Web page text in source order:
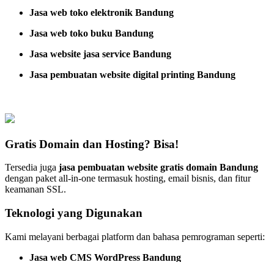
Jasa web toko elektronik Bandung
Jasa web toko buku Bandung
Jasa website jasa service Bandung
Jasa pembuatan website digital printing Bandung
Gratis Domain dan Hosting? Bisa!
Tersedia juga jasa pembuatan website gratis domain Bandung
dengan paket all-in-one termasuk hosting, email bisnis, dan fitur
keamanan SSL.
Teknologi yang Digunakan
Kami melayani berbagai platform dan bahasa pemrograman seperti:
Jasa web CMS WordPress Bandung